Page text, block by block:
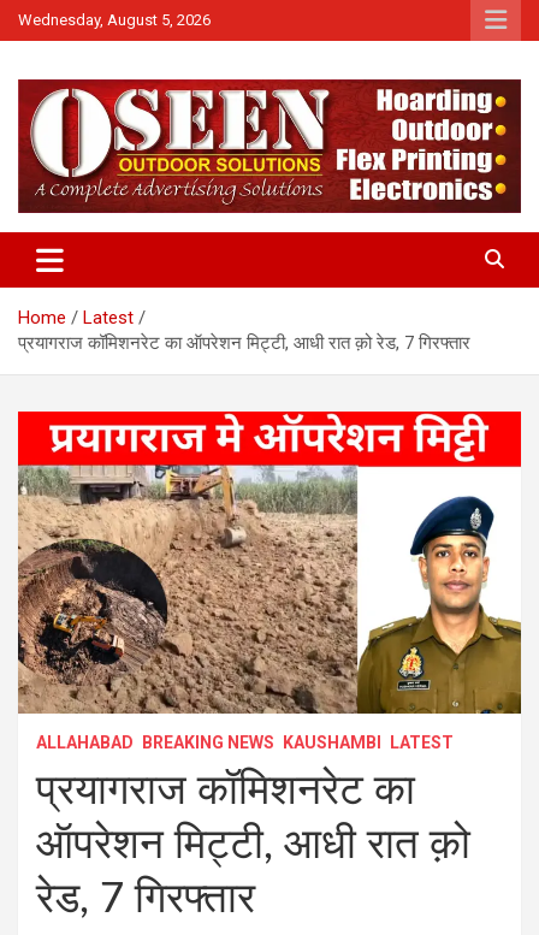
Skip
to
Wednesday, August 5, 2026
QTv India
Home
Latest
प्रयागराज कॉमिशनरेट का ऑपरेशन मिट्टी, आधी रात क़ो रेड, 7 गिरफ्तार
ALLAHABAD BREAKING NEWS KAUSHAMBI LATEST
प्रयागराज कॉमिशनरेट का
ऑपरेशन मिट्टी, आधी रात क़ो
रेड, 7 गिरफ्तार